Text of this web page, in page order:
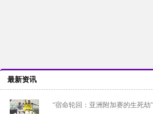
最新资讯
“宿命轮回：亚洲附加赛的生死劫”